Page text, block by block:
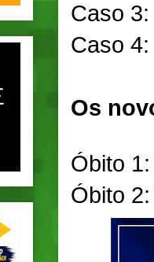
Caso
Caso
Os
Óbito
Óbito